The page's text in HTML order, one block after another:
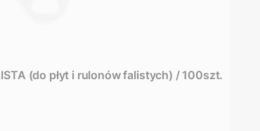
(do płyt i rulonów falistych) / 100szt.